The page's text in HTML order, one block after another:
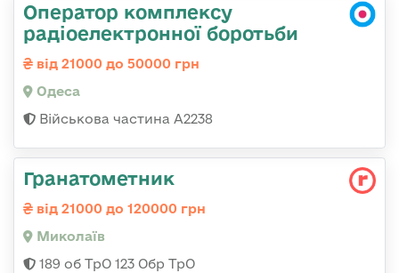
Оператор комплексу
радіоелектронної боротьби
від 21000 до 50000 грн
Одеса
Військова частина А2238
Гранатометник
від 21000 до 120000 грн
Миколаїв
189 об ТрО 123 Обр ТрО